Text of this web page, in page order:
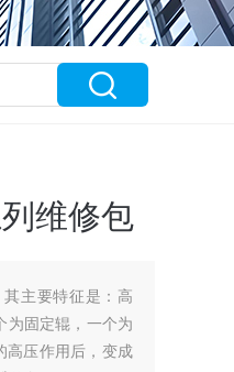
维修包
主要特征是：高
为固定辊，一个为
高压作用后，变成